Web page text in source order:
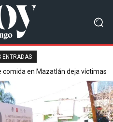
ENTRADAS
comida en Mazatlán deja víctimas
heridos.
reporta saldo blanco en
Fin 2025.